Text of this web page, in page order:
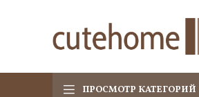
ПРОСМОТР КАТЕГОРИЙ